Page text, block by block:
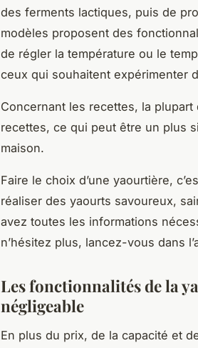
des ferments lactiques, puis de
modèles proposent des
de régler la température ou le
ceux qui souhaitent expérimenter
Concernant les recettes, la
recettes, ce qui peut être un plus
maison.
Faire le choix d’une yaourtière,
réaliser des yaourts savoureux,
avez toutes les informations
n’hésitez plus, lancez-vous dans
Les fonctionnalités de la
négligeable
En plus du prix, de la capacité et